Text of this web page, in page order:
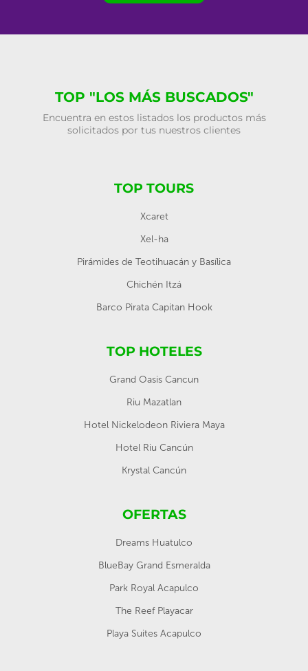
TOP "LOS MÁS BUSCADOS"
Encuentra en estos listados los productos más
solicitados por tus nuestros clientes
TOP TOURS
Xcaret
Xel-ha
Pirámides de Teotihuacán y Basílica
Chichén Itzá
Barco Pirata Capitan Hook
TOP HOTELES
Grand Oasis Cancun
Riu Mazatlan
Hotel Nickelodeon Riviera Maya
Hotel Riu Cancún
Krystal Cancún
OFERTAS
Dreams Huatulco
BlueBay Grand Esmeralda
Park Royal Acapulco
The Reef Playacar
Playa Suites Acapulco